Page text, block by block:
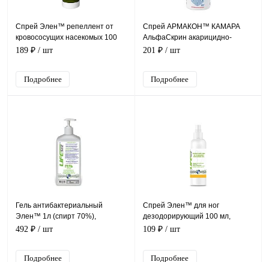
Спрей Элен™ репеллент от
кровососущих насекомых 100
мл, арт.1003
189 ₽ / шт
Подробнее
Спрей АРМАКОН™ КАМАРА
АльфаСкрин акарицидно-
репеллентное средство 100 мл,
201 ₽ / шт
Подробнее
Гель антибактериальный
Элен™ 1л (спирт 70%),
арт.1037
492 ₽ / шт
Подробнее
Спрей Элен™ для ног
дезодорирующий 100 мл,
арт.1002
109 ₽ / шт
Подробнее